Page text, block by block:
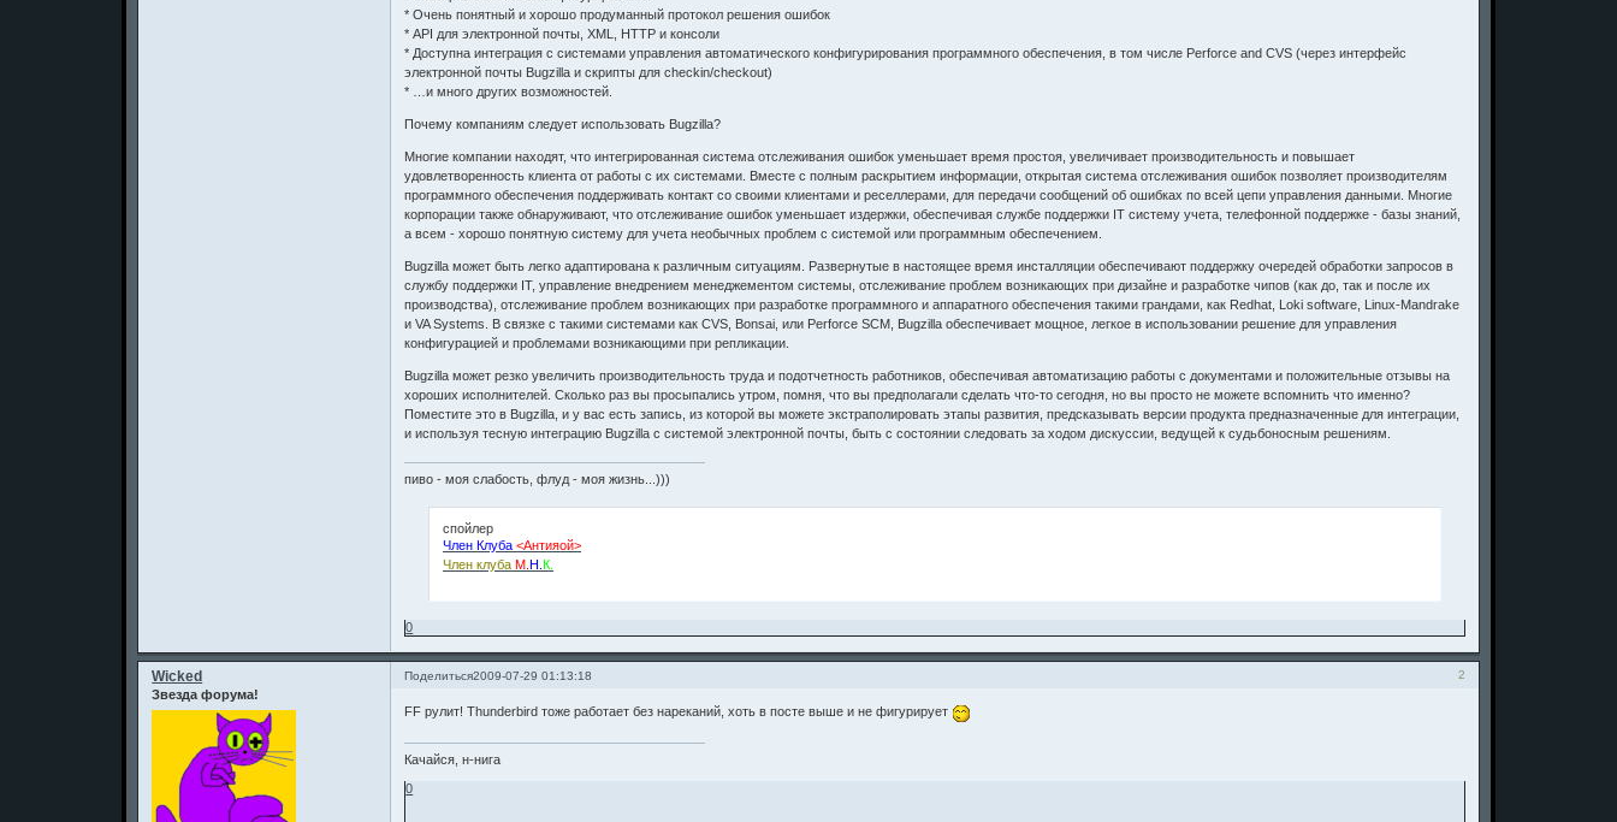
* Очень понятный и хорошо продуманный протокол решения ошибок
* API для электронной почты, XML, HTTP и консоли
* Доступна интеграция с системами управления автоматического конфигурирования программного обеспечения, в том числе Perforce and CVS (через интерфейс
электронной почты Bugzilla и скрипты для checkin/checkout)
* …и много других возможностей.
Почему компаниям следует использовать Bugzilla?
Многие компании находят, что интегрированная система отслеживания ошибок уменьшает время простоя, увеличивает производительность и повышает
удовлетворенность клиента от работы с их системами. Вместе с полным раскрытием информации, открытая система отслеживания ошибок позволяет производителям
программного обеспечения поддерживать контакт со своими клиентами и реселлерами, для передачи сообщений об ошибках по всей цепи управления данными. Многие
корпорации также обнаруживают, что отслеживание ошибок уменьшает издержки, обеспечивая службе поддержки IT систему учета, телефонной поддержке - базы знаний,
а всем - хорошо понятную систему для учета необычных проблем с системой или программным обеспечением.
Bugzilla может быть легко адаптирована к различным ситуациям. Развернутые в настоящее время инсталляции обеспечивают поддержку очередей обработки запросов в
службу поддержки IT, управление внедрением менеджементом системы, отслеживание проблем возникающих при дизайне и разработке чипов (как до, так и после их
производства), отслеживание проблем возникающих при разработке программного и аппаратного обеспечения такими грандами, как Redhat, Loki software, Linux-Mandrake
и VA Systems. В связке с такими системами как CVS, Bonsai, или Perforce SCM, Bugzilla обеспечивает мощное, легкое в использовании решение для управления
конфигурацией и проблемами возникающими при репликации.
Bugzilla может резко увеличить производительность труда и подотчетность работников, обеспечивая автоматизацию работы с документами и положительные отзывы на
хороших исполнителей. Сколько раз вы просыпались утром, помня, что вы предполагали сделать что-то сегодня, но вы просто не можете вспомнить что именно?
Поместите это в Bugzilla, и у вас есть запись, из которой вы можете экстраполировать этапы развития, предсказывать версии продукта предназначенные для интеграции,
и используя тесную интеграцию Bugzilla с системой электронной почты, быть с состоянии следовать за ходом дискуссии, ведущей к судьбоносным решениям.
пиво - моя слабость, флуд - моя жизнь...)))
спойлер
Член Клуба <Антияой>
Член клуба М.Н.К.
0
Поделиться 2
2009-07-29 01:13:18
Wicked
Звезда форума!
FF рулит! Thunderbird тоже работает без нареканий, хоть в посте выше и не фигурирует
Качайся, н-нига
0